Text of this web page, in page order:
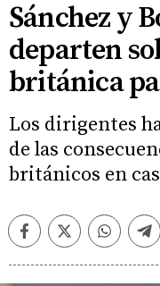
Sánchez y
departen
británica
Los dirigentes
de las
británicos en
FacebookTwitter